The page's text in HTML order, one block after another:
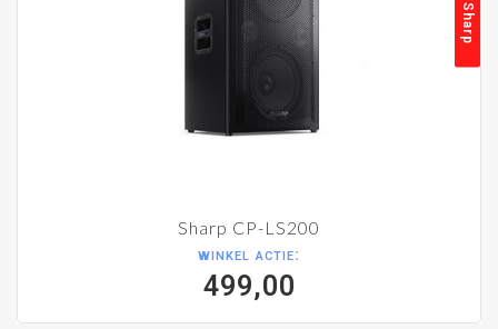
Sharp
Sharp CP-LS200
winkel actie:
499,00